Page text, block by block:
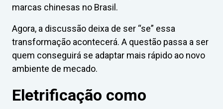
marcas chinesas no Brasil.
Agora, a discussão deixa de ser “se” essa
transformação acontecerá. A questão passa a ser
quem conseguirá se adaptar mais rápido ao novo
ambiente de mecado.
Eletrificação como